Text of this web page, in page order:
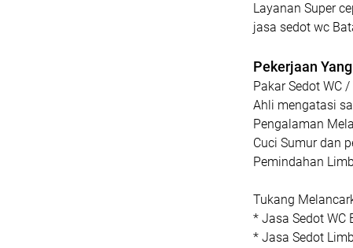
Layanan Super
jasa sedot wc
Pekerjaan
Pakar Sedot WC
Ahli mengatasi
Pengalaman
Cuci Sumur dan
Pemindahan
Tukang
* Jasa Sedot WC
* Jasa Sedot